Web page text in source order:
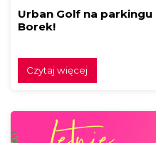
Urban Golf na
Borek!
Czytaj więcej